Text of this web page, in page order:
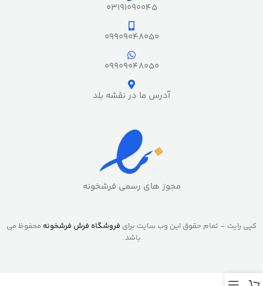
03191090045
09909048050
09909048050
آدرس ما در نقشه بلد
مجوز های رسمی فرشخونه
کپی رایت – تمام حقوق این وب سایت برای فروشگاه فرش فرشخونه محفوظ می
باشد.